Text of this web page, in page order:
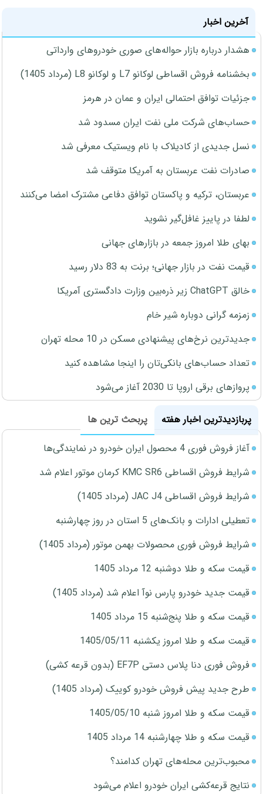
آخرین اخبار
هشدار درباره بازار حواله‌های صوری خودروهای وارداتی
بخشنامه فروش اقساطی لوکانو L7 و لوکانو L8 (مرداد 1405)
جزئیات توافق احتمالی ایران و عمان در هرمز
حساب‌های شرکت ملی نفت ایران مسدود شد
نسل جدیدی از کادیلاک با نام ویستیک معرفی شد
صادرات نفت عربستان به آمریکا متوقف شد
عربستان، ترکیه و پاکستان توافق دفاعی مشترک امضا می‌کنند
لطفا در پاییز غافل‌گیر نشوید
بهای طلا امروز جمعه در بازارهای جهانی
قیمت نفت در بازار جهانی؛ برنت به 83 دلار رسید
خالق ChatGPT زیر ذره‌بین وزارت دادگستری آمریکا
زمزمه گرانی دوباره شیر خام
جدیدترین نرخ‌های پیشنهادی مسکن در 10 محله تهران
تعداد حساب‌های بانکی‌تان را اینجا مشاهده کنید
پروازهای برقی اروپا تا 2030 آغاز می‌شود
پربازدیدترین اخبار هفته
پربحث ترین ها
آغاز فروش فوری 4 محصول ایران خودرو در نمایندگی‌ها
شرایط فروش اقساطی KMC SR6 کرمان موتور اعلام شد
شرایط فروش اقساطی JAC J4 (مرداد 1405)
تعطیلی ادارات و بانک‌های 5 استان در روز چهارشنبه
شرایط فروش فوری محصولات بهمن موتور (مرداد 1405)
قیمت سکه و طلا دوشنبه 12 مرداد 1405
قیمت جدید خودرو پارس نوآ اعلام شد (مرداد 1405)
قیمت سکه و طلا پنج‌شنبه 15 مرداد 1405
قیمت سکه و طلا امروز یکشنبه 1405/05/11
فروش فوری دنا پلاس دستی EF7P (بدون قرعه کشی)
طرح جدید پیش فروش خودرو کوییک (مرداد 1405)
قیمت سکه و طلا امروز شنبه 1405/05/10
قیمت سکه و طلا چهارشنبه 14 مرداد 1405
محبوب‌ترین محله‌های تهران کدامند؟
نتایج قرعه‌کشی ایران خودرو اعلام می‌شود